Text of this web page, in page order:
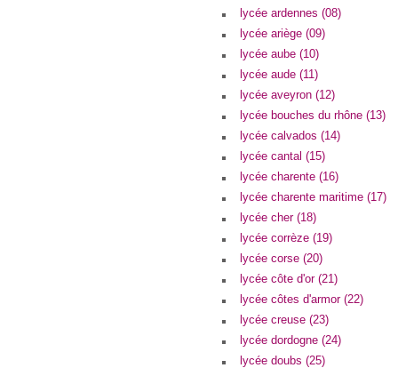
lycée ardennes (08)
lycée ariège (09)
lycée aube (10)
lycée aude (11)
lycée aveyron (12)
lycée bouches du rhône (13)
lycée calvados (14)
lycée cantal (15)
lycée charente (16)
lycée charente maritime (17)
lycée cher (18)
lycée corrèze (19)
lycée corse (20)
lycée côte d'or (21)
lycée côtes d'armor (22)
lycée creuse (23)
lycée dordogne (24)
lycée doubs (25)